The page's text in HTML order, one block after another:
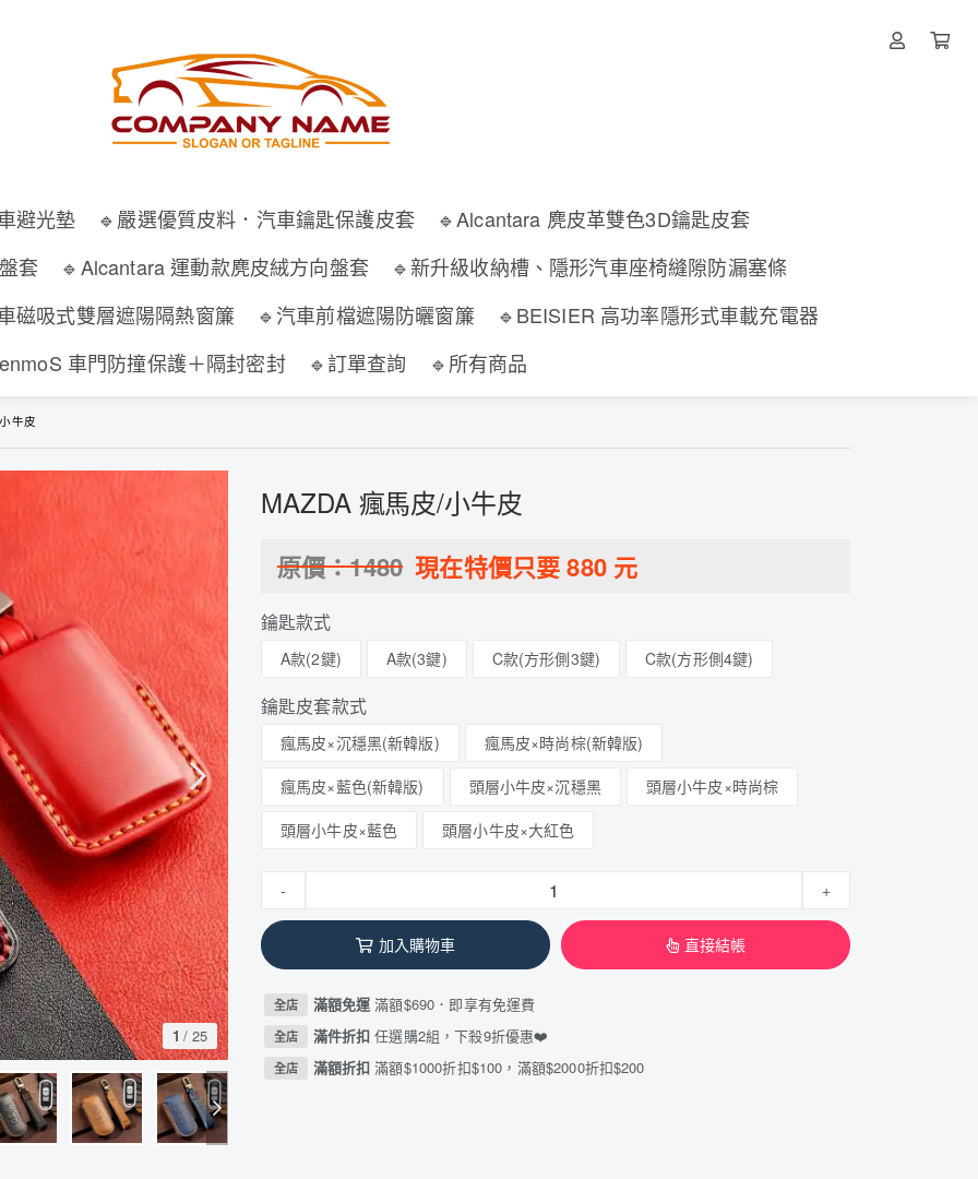
避光墊 🔹嚴選優質皮料．汽車鑰匙保護皮套
🔹Alcantara 麂皮革雙色3D鑰匙皮套
套
🔹Alcantara 運動款麂皮絨方向盤套
🔹新升級收納槽、隱形汽車座椅縫隙防漏塞條
磁吸式雙層遮陽隔熱窗簾
🔹汽車前檔遮陽防曬窗簾
🔹BEISIER 高功率隱形式車載充電器
車門防撞保護＋隔封密封
🔹訂單查詢 🔹所有商品
牛皮
1 / 25
MAZDA 瘋馬皮/小牛皮
原價：1480 現在特價只要880元
鑰匙款式
A款(2鍵) A款(3鍵) C款(方形側3鍵) C款(方形側4鍵)
鑰匙皮套款式
瘋馬皮×沉穩黑(新韓版)
瘋馬皮×時尚棕(新韓版)
瘋馬皮×藍色(新韓版)
頭層小牛皮×沉穩黑
頭層小牛皮×時尚棕
頭層小牛皮×藍色
頭層小牛皮×大紅色
- +
加入購物車 直接結帳
全店 滿額免運滿額$690．即享有免運費
全店 滿件折扣任選購2組，下殺9折優惠❤️
全店 滿額折扣滿額$1000折扣$100，滿額$2000折扣$200